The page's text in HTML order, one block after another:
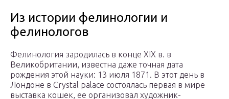
Из истории фелинологии и
фелинологов
Фелинология зародилась в конце XIX в. в
Великобритании, известна даже точная дата
рождения этой науки: 13 июля 1871. В этот день в
Лондоне в Crystal palace состоялась первая в мире
выставка кошек, ее организовал художник-